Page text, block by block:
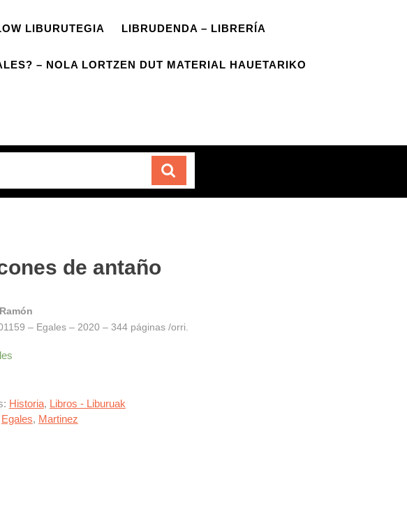
LIBURUTEGIA LIBRUDENDA – LIBRERÍA
– NOLA LORTZEN DUT MATERIAL HAUETARIKO
de antaño
– Egales – 2020 – 344 páginas /orri.
Historia, Libros - Liburuak
Egales, Martinez